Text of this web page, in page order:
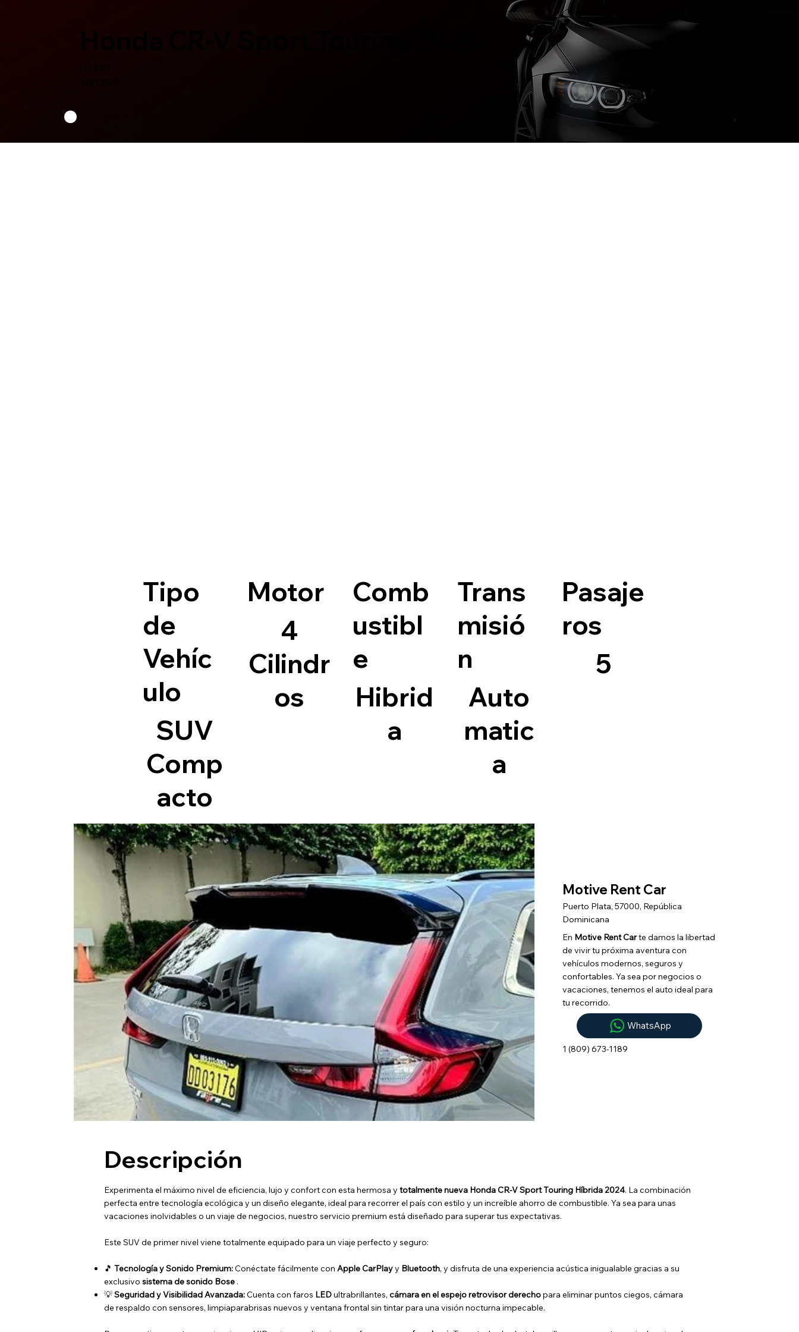
Tipo
de
Vehíc
ulo
SUV
Comp
acto
Motor
4
Cilindr
os
Comb
ustibl
e
Hibrid
a
Trans
misió
n
Auto
matic
a
Pasaje
ros
5
Motive Rent Car
Puerto Plata, 57000, República
Dominicana
En Motive Rent Carte damos la libertad
de vivir tu próxima aventura con
vehículos modernos, seguros y
confortables. Ya sea por negocios o
vacaciones, tenemos el auto ideal para
tu recorrido.
WhatsApp
1 (809) 673-1189
Descripción
Experimenta el máximo nivel de eficiencia, lujo y confort con esta hermosa ytotalmente nueva Honda CR-V Sport Touring Híbrida 2024. La combinación
perfecta entre tecnología ecológica y un diseño elegante, ideal para recorrer el país con estilo y un increíble ahorro de combustible. Ya sea para unas
vacaciones inolvidables o un viaje de negocios, nuestro servicio premium está diseñado para superar tus expectativas.
Este SUV de primer nivel viene totalmente equipado para un viaje perfecto y seguro:
🎵Tecnología y Sonido Premium:Conéctate fácilmente conApple CarPlayy Bluetooth, y disfruta de una experiencia acústica inigualable gracias a su
exclusivosistema de sonido Bose .
💡Seguridad y Visibilidad Avanzada:Cuenta con faros LEDultrabrillantes,cámara en el espejo retrovisor derechopara eliminar puntos ciegos, cámara
de respaldo con sensores, limpiaparabrisas nuevos y ventana frontal sin tintar para una visión nocturna impecable.